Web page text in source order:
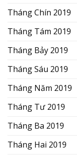
Tháng Chín 2019
Tháng Tám 2019
Tháng Bảy 2019
Tháng Sáu 2019
Tháng Năm 2019
Tháng Tư 2019
Tháng Ba 2019
Tháng Hai 2019